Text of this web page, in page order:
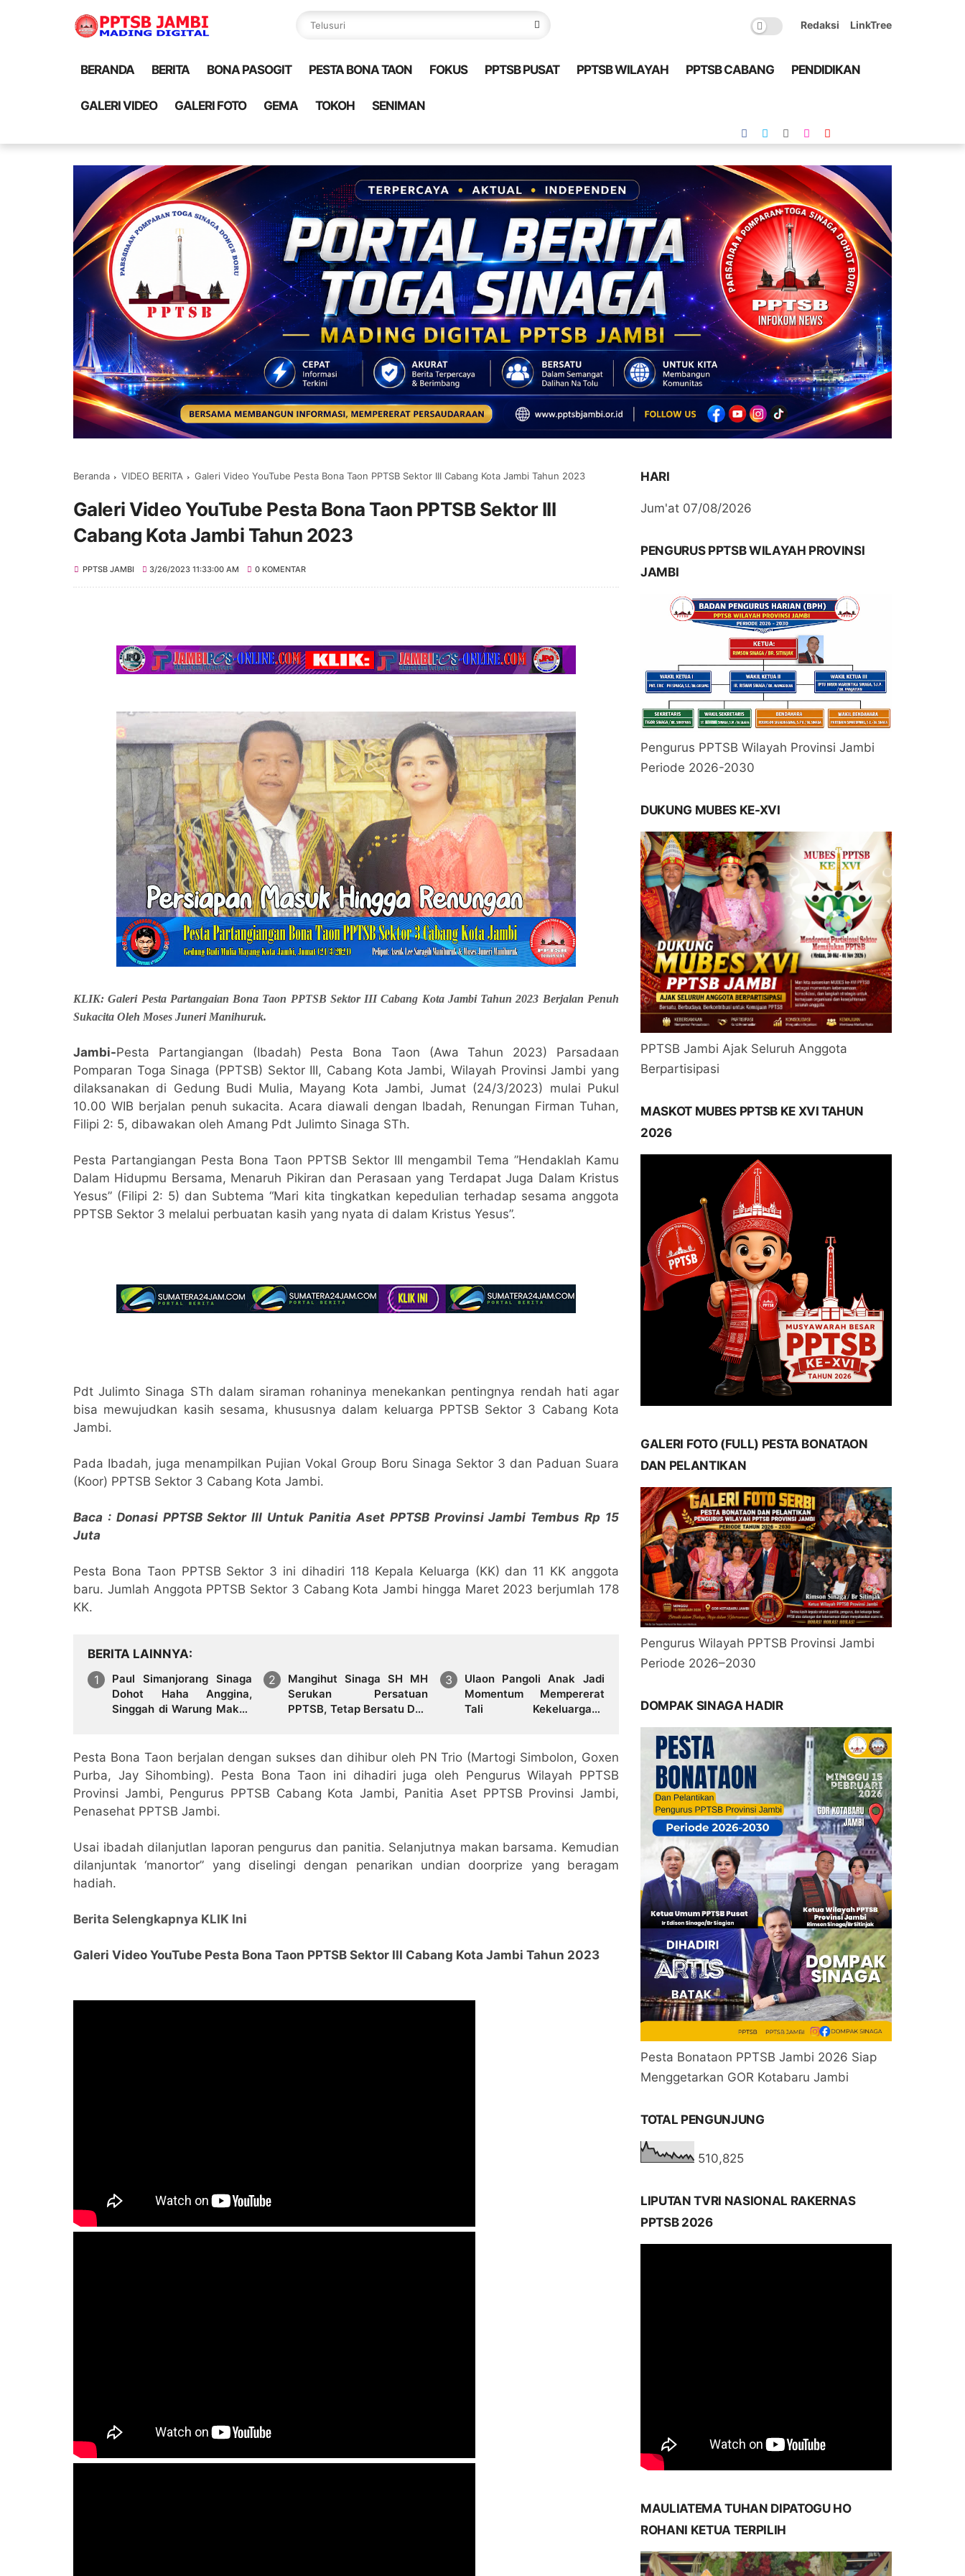
Redaksi LinkTree
BERANDA BERITA BONA PASOGIT PESTA BONA TAON FOKUS PPTSB PUSAT PPTSB WILAYAH PPTSB CABANG PENDIDIKAN
GALERI VIDEO GALERI FOTO GEMA TOKOH SENIMAN
Beranda VIDEO BERITA Galeri Video YouTube Pesta Bona Taon PPTSB Sektor III Cabang Kota Jambi Tahun 2023
Galeri Video YouTube Pesta Bona Taon PPTSB Sektor III
Cabang Kota Jambi Tahun 2023
PPTSB JAMBI 3/26/2023 11:33:00 AM 0 KOMENTAR
KLIK: Galeri Pesta Partangaian Bona Taon PPTSB Sektor III Cabang Kota Jambi Tahun 2023 Berjalan Penuh
Sukacita Oleh Moses Juneri Manihuruk.
Jambi-Pesta Partangiangan (Ibadah) Pesta Bona Taon (Awa Tahun 2023) Parsadaan
Pomparan Toga Sinaga (PPTSB) Sektor III, Cabang Kota Jambi, Wilayah Provinsi Jambi yang
dilaksanakan di Gedung Budi Mulia, Mayang Kota Jambi, Jumat (24/3/2023) mulai Pukul
10.00 WIB berjalan penuh sukacita. Acara diawali dengan Ibadah, Renungan Firman Tuhan,
Filipi 2: 5, dibawakan oleh Amang Pdt Julimto Sinaga STh.
Pesta Partangiangan Pesta Bona Taon PPTSB Sektor III mengambil Tema ”Hendaklah Kamu
Dalam Hidupmu Bersama, Menaruh Pikiran dan Perasaan yang Terdapat Juga Dalam Kristus
Yesus” (Filipi 2: 5) dan Subtema “Mari kita tingkatkan kepedulian terhadap sesama anggota
PPTSB Sektor 3 melalui perbuatan kasih yang nyata di dalam Kristus Yesus”.
Pdt Julimto Sinaga STh dalam siraman rohaninya menekankan pentingnya rendah hati agar
bisa mewujudkan kasih sesama, khususnya dalam keluarga PPTSB Sektor 3 Cabang Kota
Jambi.
Pada Ibadah, juga menampilkan Pujian Vokal Group Boru Sinaga Sektor 3 dan Paduan Suara
(Koor) PPTSB Sektor 3 Cabang Kota Jambi.
Baca : Donasi PPTSB Sektor III Untuk Panitia Aset PPTSB Provinsi Jambi Tembus Rp 15
Juta
Pesta Bona Taon PPTSB Sektor 3 ini dihadiri 118 Kepala Keluarga (KK) dan 11 KK anggota
baru. Jumlah Anggota PPTSB Sektor 3 Cabang Kota Jambi hingga Maret 2023 berjumlah 178
KK.
BERITA LAINNYA
Paul Simanjorang Sinaga
Dohot Haha Anggina,
Singgah di Warung Makan
Hasinggaan
Mangihut Sinaga SH MH
Serukan Persatuan
PPTSB, Tetap Bersatu Dan
Ulaon Pangoli Anak Jadi
Momentum Mempererat
Tali Kekeluargaan
Pesta Bona Taon berjalan dengan sukses dan dihibur oleh PN Trio (Martogi Simbolon, Goxen
Purba, Jay Sihombing). Pesta Bona Taon ini dihadiri juga oleh Pengurus Wilayah PPTSB
Provinsi Jambi, Pengurus PPTSB Cabang Kota Jambi, Panitia Aset PPTSB Provinsi Jambi,
Penasehat PPTSB Jambi.
Usai ibadah dilanjutlan laporan pengurus dan panitia. Selanjutnya makan barsama. Kemudian
dilanjuntak ‘manortor” yang diselingi dengan penarikan undian doorprize yang beragam
hadiah.
Berita Selengkapnya KLIK Ini
Galeri Video YouTube Pesta Bona Taon PPTSB Sektor III Cabang Kota Jambi Tahun 2023
HARI
Jum'at 07/08/2026
PENGURUS PPTSB WILAYAH PROVINSI
JAMBI
Pengurus PPTSB Wilayah Provinsi Jambi
Periode 2026-2030
DUKUNG MUBES KE-XVI
PPTSB Jambi Ajak Seluruh Anggota
Berpartisipasi
MASKOT MUBES PPTSB KE XVI TAHUN
2026
GALERI FOTO (FULL) PESTA BONATAON
DAN PELANTIKAN
Pengurus Wilayah PPTSB Provinsi Jambi
Periode 2026–2030
DOMPAK SINAGA HADIR
Pesta Bonataon PPTSB Jambi 2026 Siap
Menggetarkan GOR Kotabaru Jambi
TOTAL PENGUNJUNG
510,825
LIPUTAN TVRI NASIONAL RAKERNAS
PPTSB 2026
MAULIATEMA TUHAN DIPATOGU HO
ROHANI KETUA TERPILIH